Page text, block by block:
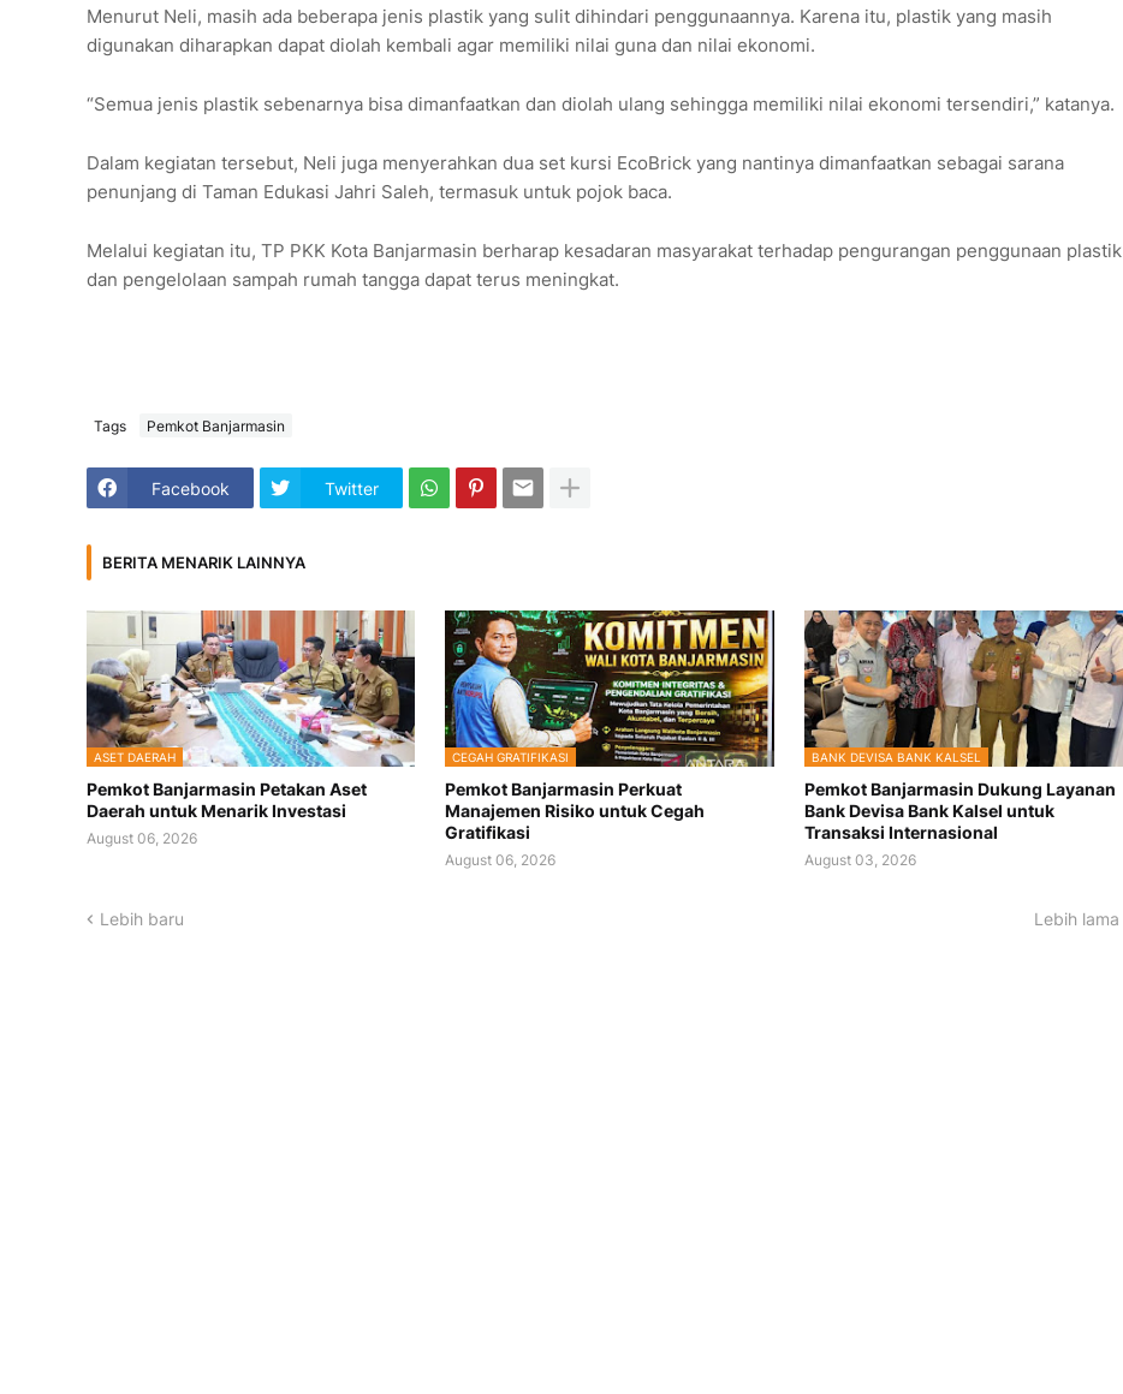
Menurut Neli, masih ada beberapa jenis plastik yang sulit dihindari penggunaannya. Karena itu, plastik yang masih
digunakan diharapkan dapat diolah kembali agar memiliki nilai guna dan nilai ekonomi.
“Semua jenis plastik sebenarnya bisa dimanfaatkan dan diolah ulang sehingga memiliki nilai ekonomi tersendiri,” katanya.
Dalam kegiatan tersebut, Neli juga menyerahkan dua set kursi EcoBrick yang nantinya dimanfaatkan sebagai sarana
penunjang di Taman Edukasi Jahri Saleh, termasuk untuk pojok baca.
Melalui kegiatan itu, TP PKK Kota Banjarmasin berharap kesadaran masyarakat terhadap pengurangan penggunaan plastik
dan pengelolaan sampah rumah tangga dapat terus meningkat.
Tags Pemkot Banjarmasin
Facebook Twitter
BERITA MENARIK LAINNYA
ASET DAERAH
Pemkot Banjarmasin Petakan Aset
Daerah untuk Menarik Investasi
August 06, 2026
CEGAH GRATIFIKASI
Pemkot Banjarmasin Perkuat
Manajemen Risiko untuk Cegah
Gratifikasi
August 06, 2026
BANK DEVISA BANK KALSEL
Pemkot Banjarmasin Dukung Layanan
Bank Devisa Bank Kalsel untuk
Transaksi Internasional
August 03, 2026
Lebih baru Lebih lama